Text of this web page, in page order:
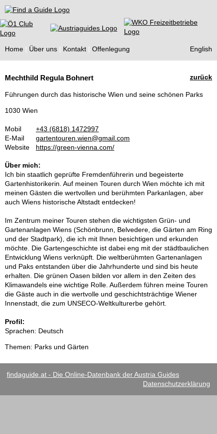
Find a Guide
Home Über uns Kontakt Offenlegung English
Guides
zurück
Mechthild Regula Bohnert
Führungen durch das historische Wien und seine schönen Parks
1030 Wien
Mobil
+43 (6818) 1472997
E-Mail
gartentouren.wien@gmail.com
Website
https://green-vienna.com/
Über mich:
Ich bin staatlich geprüfte Fremdenführerin und begeisterte
Gartenhistorikerin. Auf meinen Touren durch Wien möchte ich mit
meinen Gästen die wertvollen und berühmten Parkanlagen, aber
auch Wiens historische Altstadt entdecken!
Im Zentrum meiner Touren stehen die wichtigsten Grün- und
Gartenanlagen Wiens (Schönbrunn, Belvedere, die Gärten am Ring
und der Stadtpark), die ich mit Ihnen besichtigen und erkunden
möchte. Die Gartengeschichte ist dabei eng mit der städtbaulichen
Entwicklung Wiens verknüpft. Die weltberühmten Gartenanlagen
und Paks entstanden über die Jahrhunderte und sind bis heute
erhalten. Die grünen Oasen bilden vor allem in den Zeiten des
Klimawandels eine wichtige Rolle. Außerdem führen meine Touren
die Gäste auch in die wertvolle und geschichtsträchtige Wiener
Innenstadt, die zum UNSECO-Weltkulturerbe gehört.
Profil:
Sprachen: Deutsch
Themen: Parks und Gärten
findaguide.at - Die Online-Datenbank der Austria Guides
Datenschutzerklärung